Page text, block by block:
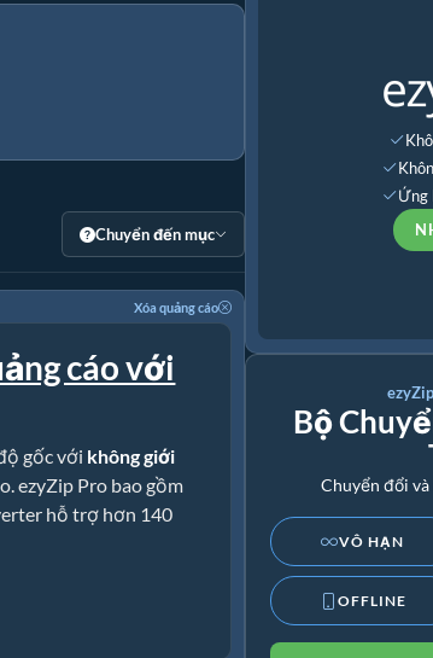
Chuyển đến mục
Xóa quảng cáo
cáo với
gốc với không giới
ezyZip Pro bao gồm
hỗ trợ hơn 140
Ứng
Bộ
Chuyển đổi và
VÔ HẠN
OFFLINE